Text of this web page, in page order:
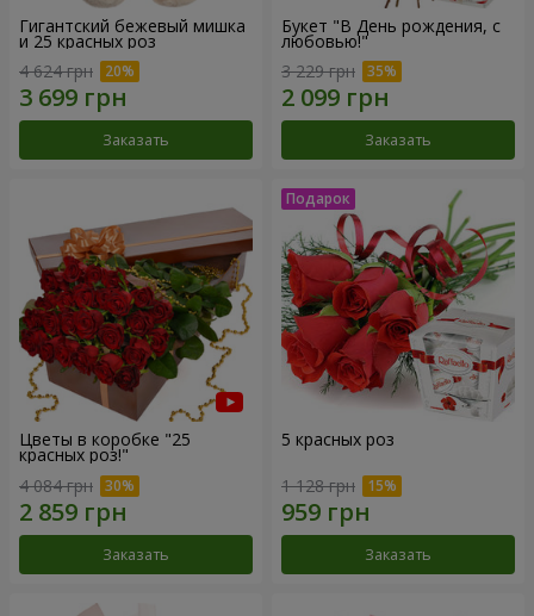
Гигантский бежевый мишка
и 25 красных роз
4 624 грн
Заказать
Букет "В День рождения, с
любовью!"
3 229 грн
Заказать
Цветы в коробке "25
красных роз!"
4 084 грн
Заказать
5 красных роз
1 128 грн
Заказать